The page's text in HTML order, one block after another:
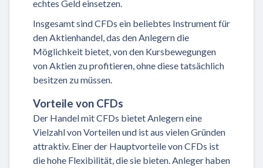
echtes Geld einsetzen.
Insgesamt sind CFDs ein beliebtes Instrument für
den Aktienhandel, das den Anlegern die
Möglichkeit bietet, von den Kursbewegungen
von Aktien zu profitieren, ohne diese tatsächlich
besitzen zu müssen.
Vorteile von CFDs
Der Handel mit CFDs bietet Anlegern eine
Vielzahl von Vorteilen und ist aus vielen Gründen
attraktiv. Einer der Hauptvorteile von CFDs ist
die hohe Flexibilität, die sie bieten. Anleger haben